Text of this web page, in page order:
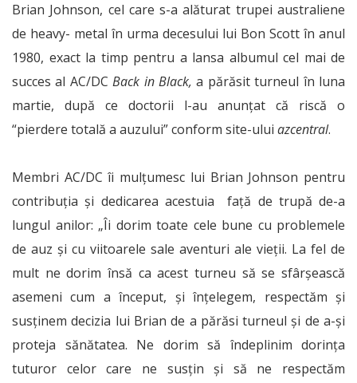
Brian Johnson, cel care s-a alăturat trupei australiene
de heavy- metal în urma decesului lui Bon Scott în anul
1980, exact la timp pentru a lansa albumul cel mai de
succes al AC/DCBack in Black,a părăsit turneul în luna
martie, după ce doctorii l-au anunțat că riscă o
“pierdere totală a auzului” conform site-ului azcentral.
Membri AC/DC îi mulțumesc lui Brian Johnson pentru
contribuția și dedicarea acestuia față de trupă de-a
lungul anilor: „Îi dorim toate cele bune cu problemele
de auz și cu viitoarele sale aventuri ale vieții. La fel de
mult ne dorim însă ca acest turneu să se sfârșească
asemeni cum a început, și înțelegem, respectăm și
susținem decizia lui Brian de a părăsi turneul și de a-și
proteja sănătatea. Ne dorim să îndeplinim dorința
tuturor celor care ne susțin și să ne respectăm